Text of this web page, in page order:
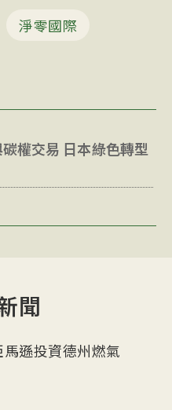
淨零國際
權交易 日本綠色轉型
聞
遜投資德州燃氣